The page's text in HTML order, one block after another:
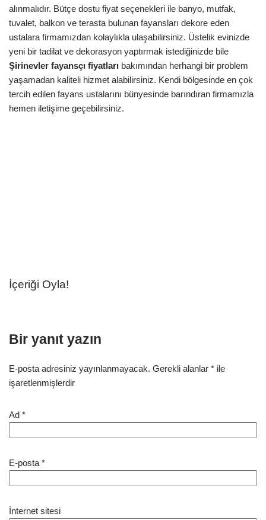
alınmalıdır. Bütçe dostu fiyat seçenekleri ile banyo, mutfak,
tuvalet, balkon ve terasta bulunan fayansları dekore eden
ustalara firmamızdan kolaylıkla ulaşabilirsiniz. Üstelik evinizde
yeni bir tadilat ve dekorasyon yaptırmak istediğinizde bile
Şirinevler fayansçı fiyatları bakımından herhangi bir problem
yaşamadan kaliteli hizmet alabilirsiniz. Kendi bölgesinde en çok
tercih edilen fayans ustalarını bünyesinde barındıran firmamızla
hemen iletişime geçebilirsiniz.
İçeriği Oyla!
Bir yanıt yazın
E-posta adresiniz yayınlanmayacak. Gerekli alanlar * ile
işaretlenmişlerdir
Ad *
E-posta *
İnternet sitesi